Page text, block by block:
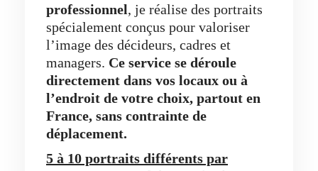
professionnel, je réalise des portraits
spécialement conçus pour valoriser
l’image des décideurs, cadres et
managers. Ce service se déroule
directement dans vos locaux ou à
l’endroit de votre choix, partout en
France, sans contrainte de
déplacement.
5 à 10 portraits différents par